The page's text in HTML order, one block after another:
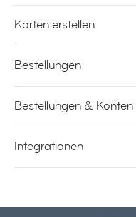
Karten erstellen
Bestellungen
Bestellungen & Konten
Integrationen